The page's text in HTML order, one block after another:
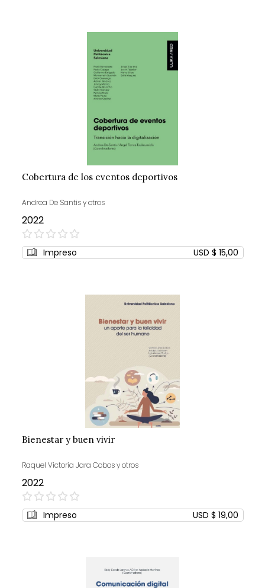
Cobertura de los eventos deportivos
Andrea De Santis y otros
2022
0%
Impreso USD $ 15,00
Bienestar y buen vivir
Raquel Victoria Jara Cobos y otros
2022
0%
Impreso USD $ 19,00